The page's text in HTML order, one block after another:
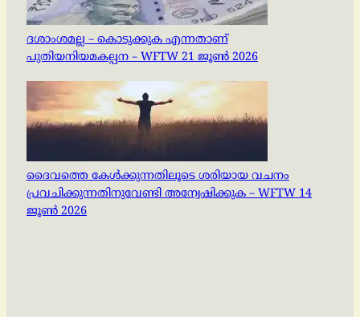
ദശാംശമല്ല – കൊടുക്കുക എന്നതാണ്
പുതിയനിയമകല്പന – WFTW 21 ജൂൺ 2026
ദൈവത്തെ കേൾക്കുന്നതിലൂടെ ശരിയായ വചനം
പ്രവചിക്കുന്നതിനുവേണ്ടി അന്വേഷിക്കുക – WFTW 14
ജൂൺ 2026